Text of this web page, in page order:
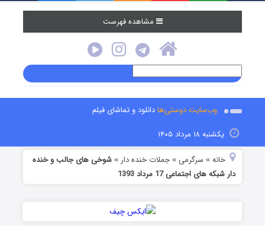
مشاهده فهرست
وب‌سایت دوستی‌هادانلود و تماشای فیلم
یکشنبه ۱۸ مرداد ۱۴۰۵
خانه » سرگرمی »جملات خنده دار »شوخی های جالب و خنده
دار شبکه های اجتماعی 17 مرداد 1393